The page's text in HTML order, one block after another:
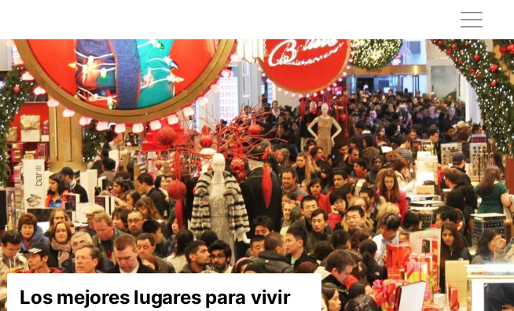
Últimos posts
Los mejores hoteles en Asturias con spa para este 2018
Los 29 mejores balnearios con hotel de España para este año
15 Hoteles con encanto en la Costa Brava
Los 50 mejores hoteles de España para ir con niños
Los 15 Mejores Hoteles Románticos para Parejas
Los mejores lugares para vivir